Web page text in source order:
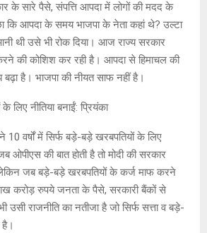
के सारे पैसे, संपत्ति आपदा में लोगों की मदद के
कि आपदा के समय भाजपा के नेता कहां थे? उल्टा
थी उसे भी रोक दिया। आज राज्य सरकार
की कोशिश कर रही है। आपदा से हिमाचल की
बढ़ा है। भाजपा की नीयत साफ नहीं है।
लिए नीतिया बनाईं: प्रियंका
10 वर्षों में सिर्फ बड़े-बड़े खरबपतियों के लिए
ओपीएस की बात होती है तो मोदी की सरकार
जब बड़े-बड़े खरबपतियों के कर्ज माफ करने
करोड़ रुपये जनता के पैसे, सरकारी बैंकों से
उसी राजनीति का नतीजा है जो सिर्फ सत्ता व बड़े-